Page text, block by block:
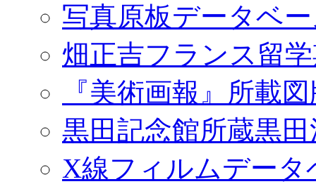
写真原板データベ
畑正吉フランス留
『美術画報』所載
黒田記念館所蔵黒
X線フィルムデータ